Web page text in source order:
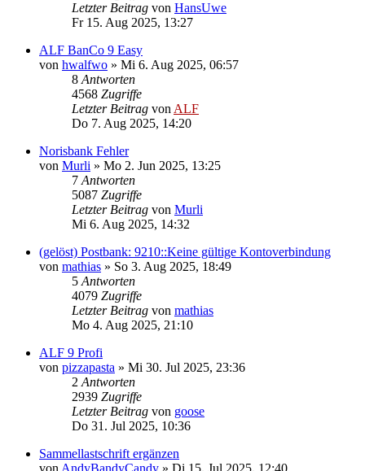
Letzter Beitrag von HansUwe
Fr 15. Aug 2025, 13:27
ALF BanCo 9 Easy
von hwalfwo » Mi 6. Aug 2025, 06:57
8 Antworten
4568 Zugriffe
Letzter Beitrag von ALF
Do 7. Aug 2025, 14:20
Norisbank Fehler
von Murli » Mo 2. Jun 2025, 13:25
7 Antworten
5087 Zugriffe
Letzter Beitrag von Murli
Mi 6. Aug 2025, 14:32
(gelöst) Postbank: 9210::Keine gültige Kontoverbindung
von mathias » So 3. Aug 2025, 18:49
5 Antworten
4079 Zugriffe
Letzter Beitrag von mathias
Mo 4. Aug 2025, 21:10
ALF 9 Profi
von pizzapasta » Mi 30. Jul 2025, 23:36
2 Antworten
2939 Zugriffe
Letzter Beitrag von goose
Do 31. Jul 2025, 10:36
Sammellastschrift ergänzen
von AndyBandyCandy » Di 15. Jul 2025, 12:40